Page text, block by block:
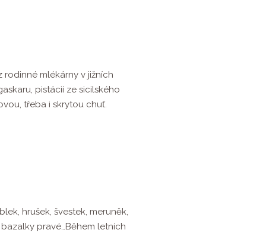
mlékárny v jižních
pistácií ze sicilského
třeba i skrytou chuť.
hrušek, švestek, meruněk,
pravé…Během letních